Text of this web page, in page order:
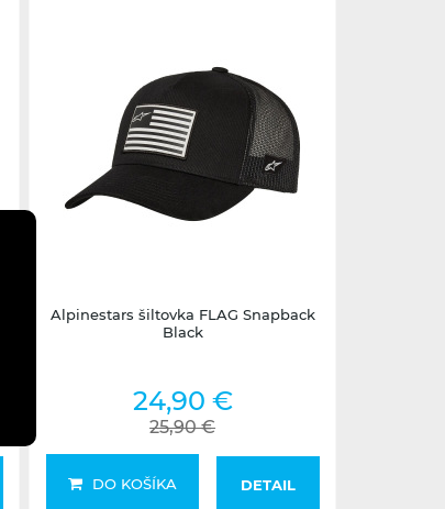
Alpinestars šiltovka FLAG Snapback
Black
24,90 €
25,90 €
DO KOŠÍKA DETAIL